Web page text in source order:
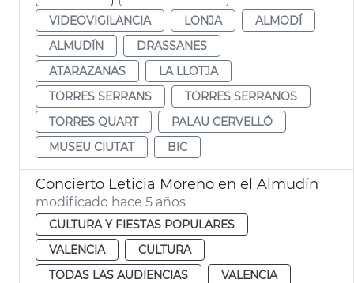
VIDEOVIGILANCIA
LONJA
ALMODÍ
ALMUDÍN
DRASSANES
ATARAZANAS
LA LLOTJA
TORRES SERRANS
TORRES SERRANOS
TORRES QUART
PALAU CERVELLÓ
MUSEU CIUTAT
BIC
Concierto Leticia Moreno en el Almudín
modificado hace 5 años
CULTURA Y FIESTAS POPULARES
VALENCIA
CULTURA
TODAS LAS AUDIENCIAS
VALENCIA